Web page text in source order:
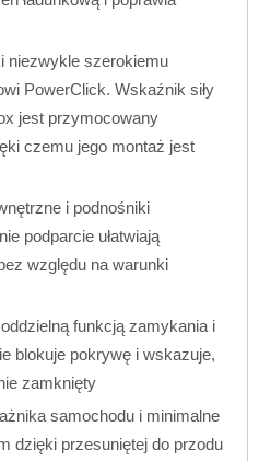
niezwykle szerokiemu
PowerClick. Wskaźnik siły
jest przymocowany
czemu jego montaż jest
i podnośniki
podparcie ułatwiają
względu na warunki
funkcją zamykania i
blokuje pokrywę i wskazuje,
zamknięty
samochodu i minimalne
dzięki przesuniętej do przodu